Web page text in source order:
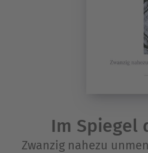
Im Spiegel
Zwanzig nahezu